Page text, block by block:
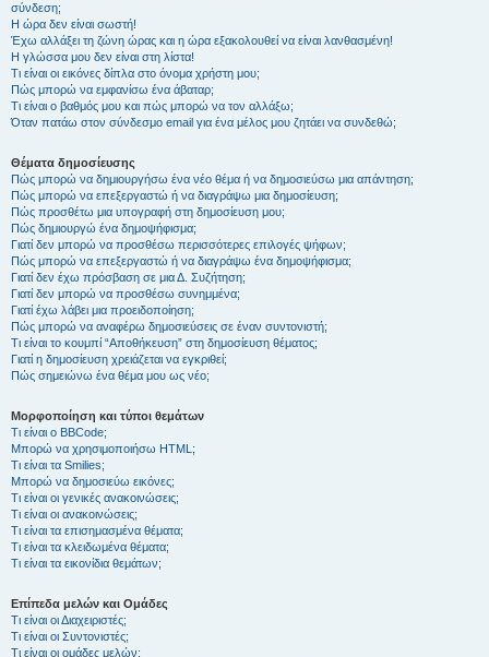
σύνδεση;
Η ώρα δεν είναι σωστή!
Έχω αλλάξει τη ζώνη ώρας και η ώρα εξακολουθεί να είναι λανθασμένη!
Η γλώσσα μου δεν είναι στη λίστα!
Τι είναι οι εικόνες δίπλα στο όνομα χρήστη μου;
Πώς μπορώ να εμφανίσω ένα άβαταρ;
Τι είναι ο βαθμός μου και πώς μπορώ να τον αλλάξω;
Όταν πατάω στον σύνδεσμο email για ένα μέλος μου ζητάει να συνδεθώ;
Θέματα δημοσίευσης
Πώς μπορώ να δημιουργήσω ένα νέο θέμα ή να δημοσιεύσω μια απάντηση;
Πώς μπορώ να επεξεργαστώ ή να διαγράψω μια δημοσίευση;
Πώς προσθέτω μια υπογραφή στη δημοσίευση μου;
Πώς δημιουργώ ένα δημοψήφισμα;
Γιατί δεν μπορώ να προσθέσω περισσότερες επιλογές ψήφων;
Πώς μπορώ να επεξεργαστώ ή να διαγράψω ένα δημοψήφισμα;
Γιατί δεν έχω πρόσβαση σε μια Δ. Συζήτηση;
Γιατί δεν μπορώ να προσθέσω συνημμένα;
Γιατί έχω λάβει μια προειδοποίηση;
Πώς μπορώ να αναφέρω δημοσιεύσεις σε έναν συντονιστή;
Τι είναι το κουμπί “Αποθήκευση” στη δημοσίευση θέματος;
Γιατί η δημοσίευση χρειάζεται να εγκριθεί;
Πώς σημειώνω ένα θέμα μου ως νέο;
Μορφοποίηση και τύποι θεμάτων
Τι είναι ο BBCode;
Μπορώ να χρησιμοποιήσω HTML;
Τι είναι τα Smilies;
Μπορώ να δημοσιεύω εικόνες;
Τι είναι οι γενικές ανακοινώσεις;
Τι είναι οι ανακοινώσεις;
Τι είναι τα επισημασμένα θέματα;
Τι είναι τα κλειδωμένα θέματα;
Τι είναι τα εικονίδια θεμάτων;
Επίπεδα μελών και Ομάδες
Τι είναι οι Διαχειριστές;
Τι είναι οι Συντονιστές;
Τι είναι οι ομάδες μελών;